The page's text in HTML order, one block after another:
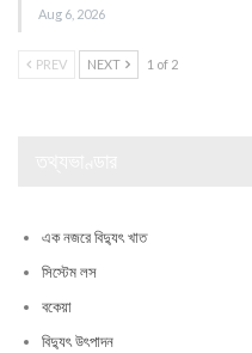
Aug 6, 2026
PREV NEXT 1 of 2
এক নজরে বিদ্যুৎ খাত
সিস্টেম লস
বকেয়া
বিদ্যুৎ উৎপাদন